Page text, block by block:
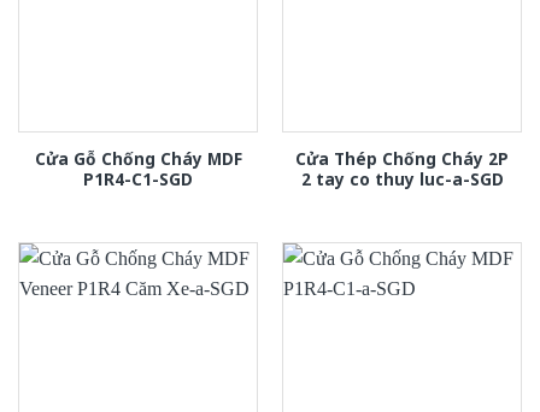
Cửa Gỗ Chống Cháy MDF
P1R4-C1-SGD
Cửa Thép Chống Cháy 2P
2 tay co thuy luc-a-SGD